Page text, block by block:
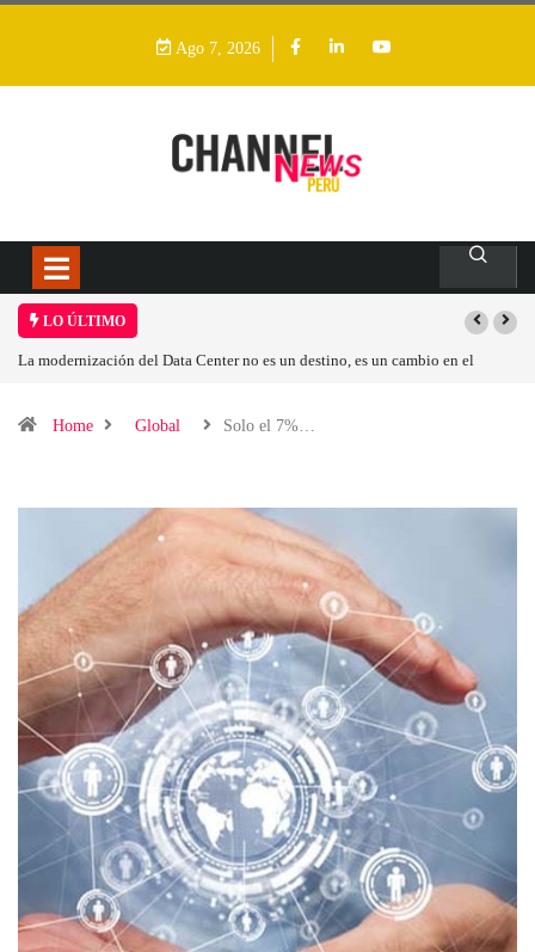
Ago 7, 2026
LO ÚLTIMO
es un destino, es un cambio en el Los ingresos por semiconductores
Home Global Solo el 7%…